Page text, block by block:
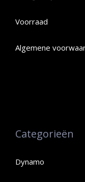
Voorraad
Algemene
Categorieën
Dynamo